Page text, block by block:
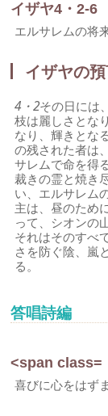
イザヤ4・2-6
エルサレムの将
イザヤの
4・2その日には
枝は麗しさとな
なり、輝きとな
の残された者は
サレムで命を得
裁きの霊と焼き
い、エルサレム
主は、昼のため
って、シオンの
それはそのすべ
さを防ぐ陰、嵐
る。
答唱詩編
<span class=
喜びに心をはず